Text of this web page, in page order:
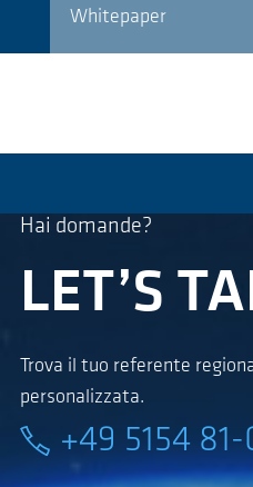
Whitepaper
Hai domande?
LET’S
Trova il tuo referente
personalizzata.
+49 5154 81-